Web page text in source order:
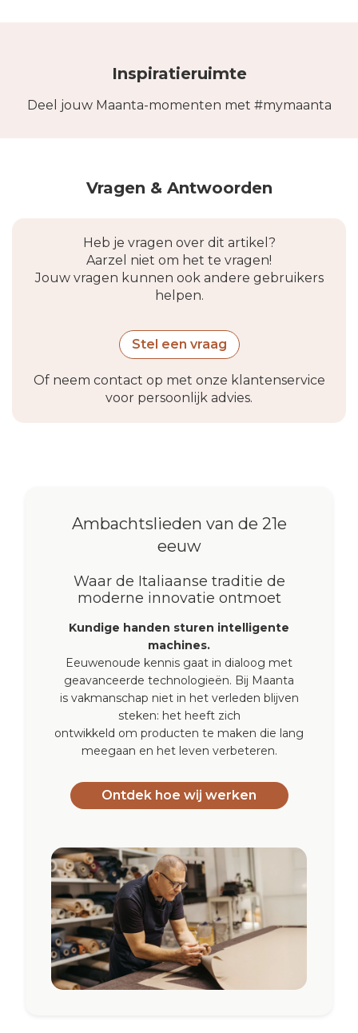
Inspiratieruimte
Deel jouw Maanta-momenten met #mymaanta
Vragen & Antwoorden
Heb je vragen over dit artikel?
Aarzel niet om het te vragen!
Jouw vragen kunnen ook andere gebruikers
helpen.
Stel een vraag
Of neem contact op met onze klantenservice
voor persoonlijk advies.
Ambachtslieden van de 21e
eeuw
Waar de Italiaanse traditie de
moderne innovatie ontmoet
Kundige handen sturen intelligente
machines.
Eeuwenoude kennis gaat in dialoog met
geavanceerde technologieën. Bij Maanta
is vakmanschap niet in het verleden blijven
steken: het heeft zich
ontwikkeld om producten te maken die lang
meegaan en het leven verbeteren.
Ontdek hoe wij werken